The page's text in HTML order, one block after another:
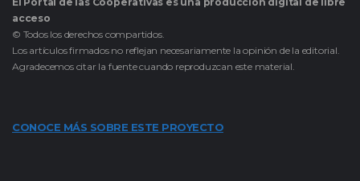
acceso
© Todos los derechos compartidos.
Los artículos firmados no reflejan necesariamente la opinión de la editorial.
Agradecemos citar la fuente cuando reproduzcan este material.
CONOCE MÁS SOBRE ESTE PROYECTO